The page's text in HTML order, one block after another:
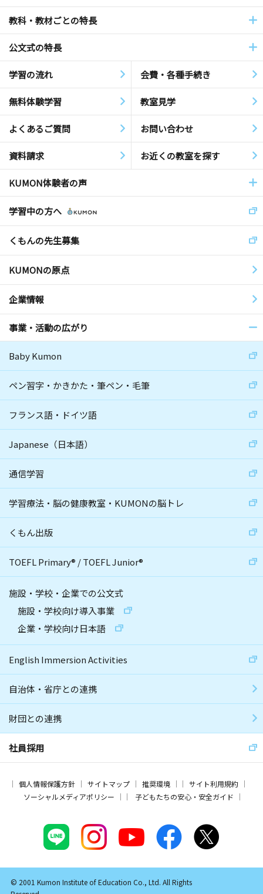
教科・教材ごとの特長
公文式の特長
学習の流れ 会費・各種手続き
無料体験学習 教室見学
よくあるご質問 お問い合わせ
資料請求 お近くの教室を探す
KUMON体験者の声
学習中の方へ
くもんの先生募集
KUMONの原点
企業情報
事業・活動の広がり
Baby Kumon
ペン習字・かきかた・筆ペン・毛筆
フランス語・ドイツ語
Japanese（日本語）
通信学習
学習療法・脳の健康教室・KUMONの脳トレ
くもん出版
TOEFL Primary® /TOEFL Junior®
施設・学校・企業での公文式
施設・学校向け導入事業
企業・学校向け日本語
English Immersion Activities
自治体・省庁との連携
財団との連携
社員採用
個人情報保護方針 サイトマップ 推奨環境
サイト利用規約
ソーシャルメディアポリシー
子どもたちの安心・安全ガイド
© 2001 Kumon Institute of Education Co., Ltd. All Rights